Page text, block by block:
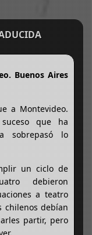
Buenos Aires
a Montevideo.
que ha
sobrepasó lo
un ciclo de
debieron
a teatro
chilenos debían
partir, pero